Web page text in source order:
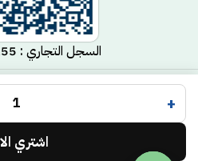
السجل التجاري : 1010954155
جميع الحقوق محفوظة لـ
تم التطوير بواسطة
+
اشتري